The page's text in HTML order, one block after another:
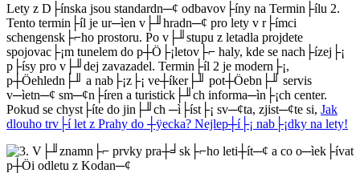
Lety z D├ínska jsou standardn─¢ odbavov├íny na Termin├ílu 2.
Tento termin├íl je ur─ìen v├╜hradn─¢ pro lety v r├ímci
schengensk├⌐ho prostoru. Po v├╜stupu z letadla projdete
spojovac├¡m tunelem do p┼Ö├¡letov├⌐ haly, kde se nach├ízej├¡
p├ísy pro v├╜dej zavazadel. Termin├íl 2 je modern├¡,
p┼Öehledn├╜ a nab├¡z├¡ ve┼íker├╜ pot┼Öebn├╜ servis
v─ìetn─¢ sm─¢n├íren a turistick├╜ch informa─ìn├¡ch center.
Pokud se chyst├íte do jin├╜ch ─ì├íst├¡ sv─¢ta, zjist─¢te si, Jak
dlouho trv├í let z Prahy do ┼ÿecka? Nejlep┼í├¡ nab├¡dky na lety!